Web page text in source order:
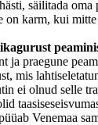
säilitada
on karm, kui
ja praegune
mis
ei olnud selle
Venemaa